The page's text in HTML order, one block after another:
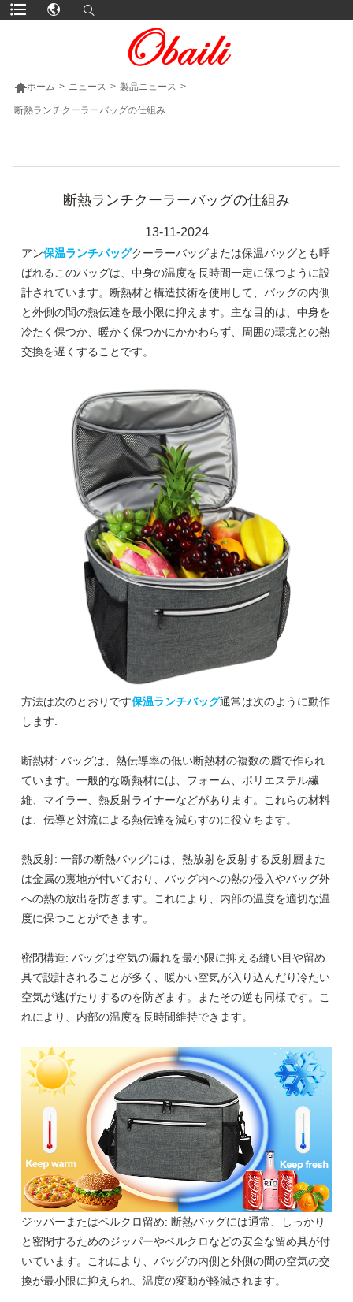
ホーム > ニュース > 製品ニュース >
断熱ランチクーラーバッグの仕組み
断熱ランチクーラーバッグの仕組み
13-11-2024
アン保温ランチバッグクーラーバッグまたは保温バッグとも呼
ばれるこのバッグは、中身の温度を長時間一定に保つように設
計されています。断熱材と構造技術を使用して、バッグの内側
と外側の間の熱伝達を最小限に抑えます。主な目的は、中身を
冷たく保つか、暖かく保つかにかかわらず、周囲の環境との熱
交換を遅くすることです。
方法は次のとおりです保温ランチバッグ通常は次のように動作
します:
断熱材: バッグは、熱伝導率の低い断熱材の複数の層で作られ
ています。一般的な断熱材には、フォーム、ポリエステル繊
維、マイラー、熱反射ライナーなどがあります。これらの材料
は、伝導と対流による熱伝達を減らすのに役立ちます。
熱反射: 一部の断熱バッグには、熱放射を反射する反射層また
は金属の裏地が付いており、バッグ内への熱の侵入やバッグ外
への熱の放出を防ぎます。これにより、内部の温度を適切な温
度に保つことができます。
密閉構造: バッグは空気の漏れを最小限に抑える縫い目や留め
具で設計されることが多く、暖かい空気が入り込んだり冷たい
空気が逃げたりするのを防ぎます。またその逆も同様です。こ
れにより、内部の温度を長時間維持できます。
ジッパーまたはベルクロ留め: 断熱バッグには通常、しっかり
と密閉するためのジッパーやベルクロなどの安全な留め具が付
いています。これにより、バッグの内側と外側の間の空気の交
換が最小限に抑えられ、温度の変動が軽減されます。